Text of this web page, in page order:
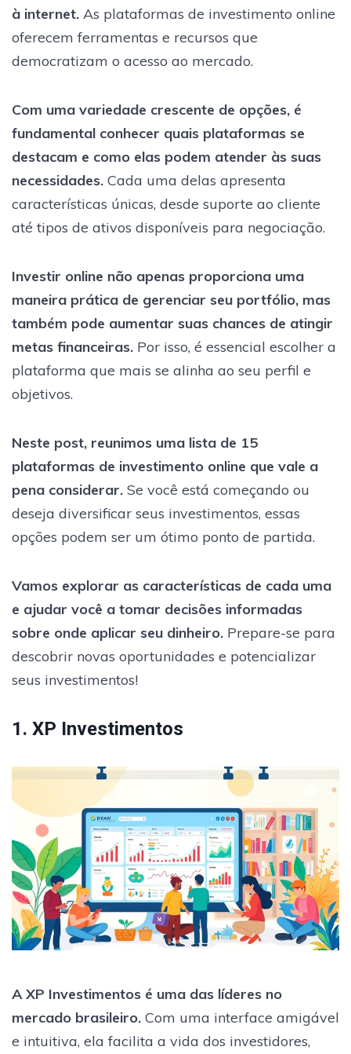
à internet. As plataformas de investimento online
oferecem ferramentas e recursos que
democratizam o acesso ao mercado.
Com uma variedade crescente de opções, é
fundamental conhecer quais plataformas se
destacam e como elas podem atender às suas
necessidades. Cada uma delas apresenta
características únicas, desde suporte ao cliente
até tipos de ativos disponíveis para negociação.
Investir online não apenas proporciona uma
maneira prática de gerenciar seu portfólio, mas
também pode aumentar suas chances de atingir
metas financeiras. Por isso, é essencial escolher a
plataforma que mais se alinha ao seu perfil e
objetivos.
Neste post, reunimos uma lista de 15
plataformas de investimento online que vale a
pena considerar. Se você está começando ou
deseja diversificar seus investimentos, essas
opções podem ser um ótimo ponto de partida.
Vamos explorar as características de cada uma
e ajudar você a tomar decisões informadas
sobre onde aplicar seu dinheiro. Prepare-se para
descobrir novas oportunidades e potencializar
seus investimentos!
1. XP Investimentos
A XP Investimentos é uma das líderes no
mercado brasileiro. Com uma interface amigável
e intuitiva, ela facilita a vida dos investidores,